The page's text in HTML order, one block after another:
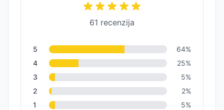
61 recenzija
5 64%
4
25%
3
5%
2
2%
1
5%